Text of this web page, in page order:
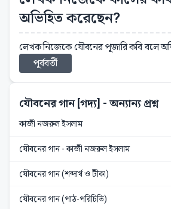
অভিহিত করেছেন?
লেখক নিজেকে যৌবনের পূজারি কবি বলে
পূর্ববর্তী
যৌবনের গান [গদ্য] - অন্যান্য প্রশ্ন
কাজী নজরুল ইসলাম
যৌবনের গান - কাজী নজরুল ইসলাম
যৌবনের গান (শব্দার্থ ও টীকা)
যৌবনের গান (পাঠ-পরিচিতি)